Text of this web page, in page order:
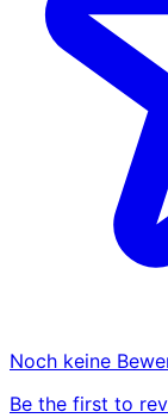
Noch keine
Be the first to